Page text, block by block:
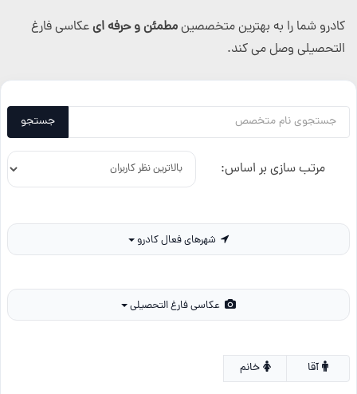
کادرو شما را به بهترین متخصصینمطمئن و حرفه ایعکاسی فارغ
التحصیلی وصل می کند.
جستجو
مرتب سازی بر اساس:
خانم